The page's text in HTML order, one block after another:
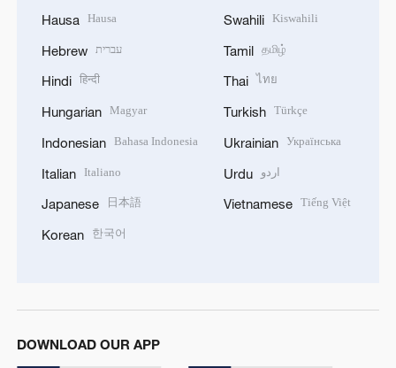
Hausa Hausa
Hebrew עברית
Hindi हिन्दी
Hungarian Magyar
Indonesian Bahasa Indonesia
Italian Italiano
Japanese 日本語
Korean 한국어
Swahili Kiswahili
Tamil தமிழ்
Thai ไทย
Turkish Türkçe
Ukrainian Українська
Urdu اردو
Vietnamese Tiếng Việt
DOWNLOAD OUR APP